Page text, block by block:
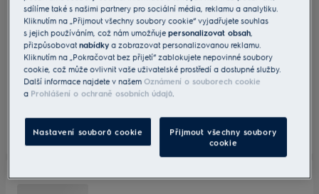
sdílíme také s našimi partnery pro sociální média, reklamu a analytiku.
Kliknutím na „Přijmout všechny soubory cookie“ vyjadřujete souhlas
s jejich používáním, což nám umožňujepersonalizovat obsah,
přizpůsobovatnabídky a zobrazovat personalizovanou reklamu.
Kliknutím na „Pokračovat bez přijetí“ zablokujete nepovinné soubory
cookie, což může ovlivnit vaše uživatelské prostředí a dostupné služby.
Další informace najdete v našemOznámení o souborech cookie
a Prohlášení o ochraně osobních údajů.
Nastavení souborů cookie Přijmout všechny soubory
cookie